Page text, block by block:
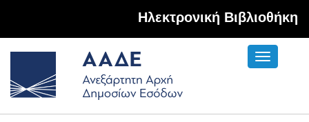
Hλεκτρονική Βιβλιοθήκη
Toggle